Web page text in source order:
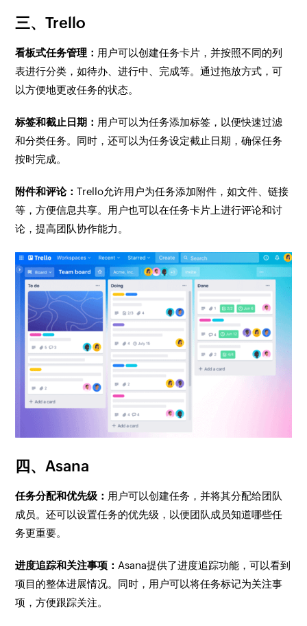
三、Trello
看板式任务管理： 用户可以创建任务卡片，并按照不同的列
表进行分类，如待办、进行中、完成等。通过拖放方式，可
以方便地更改任务的状态。
标签和截止日期： 用户可以为任务添加标签，以便快速过滤
和分类任务。同时，还可以为任务设定截止日期，确保任务
按时完成。
附件和评论：Trello允许用户为任务添加附件，如文件、链接
等，方便信息共享。用户也可以在任务卡片上进行评论和讨
论，提高团队协作能力。
四、Asana
任务分配和优先级： 用户可以创建任务，并将其分配给团队
成员。还可以设置任务的优先级，以便团队成员知道哪些任
务更重要。
进度追踪和关注事项： Asana提供了进度追踪功能，可以看到
项目的整体进展情况。同时，用户可以将任务标记为关注事
项，方便跟踪关注。